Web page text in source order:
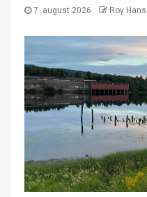
7. august 2026 Roy